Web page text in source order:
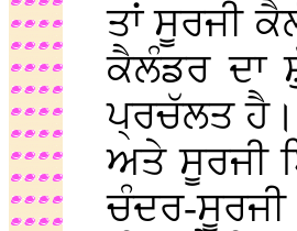
ਤਾਂ ਸੂਰਜੀ
ਕੈਲੰਡਰ ਦਾ
ਪ੍ਰਚੱਲਤ ਹੈ।
ਅਤੇ ਸੂਰਜੀ
ਚੰਦਰ-ਸੂਰਜੀ